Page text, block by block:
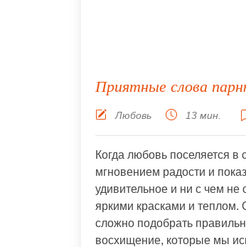
Приятные слова
Любовь 13 мин.
Когда любовь поселяется в
мгновением радости и
удивительное и ни с чем
яркими красками и
сложно подобрать
восхищение, которые мы